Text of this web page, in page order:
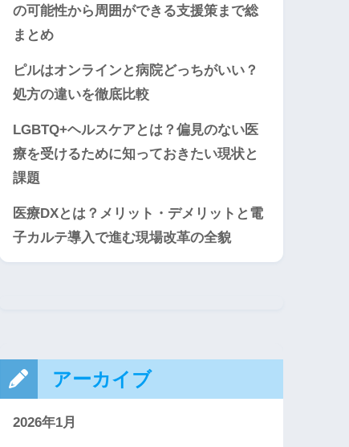
の可能性から周囲ができる支援策まで総
まとめ
ピルはオンラインと病院どっちがいい？
処方の違いを徹底比較
LGBTQ+ヘルスケアとは？偏見のない医
療を受けるために知っておきたい現状と
課題
医療DXとは？メリット・デメリットと電
子カルテ導入で進む現場改革の全貌
アーカイブ
2026年1月